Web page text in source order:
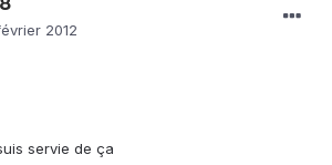
2012
servie de ça